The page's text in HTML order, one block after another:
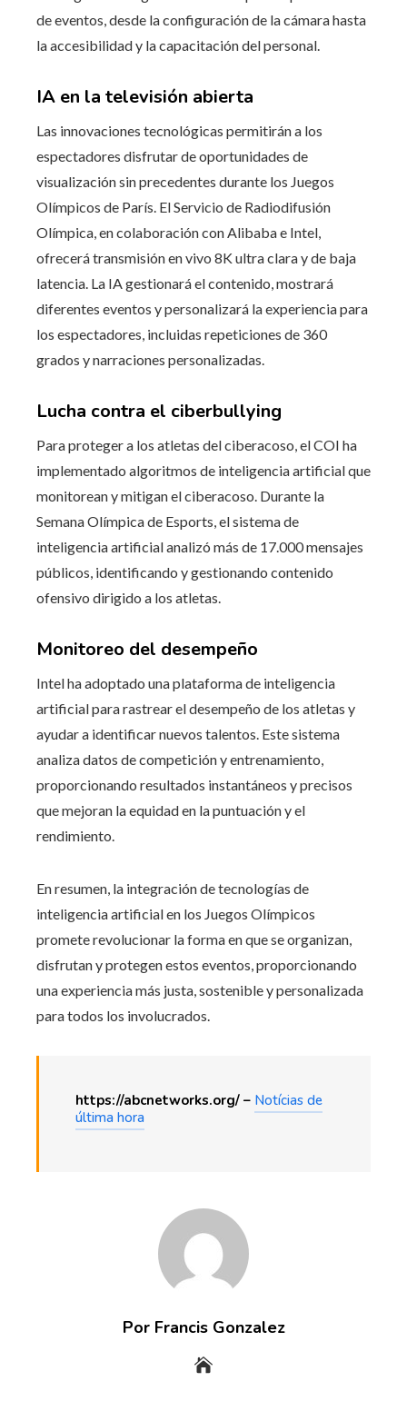
de eventos, desde la configuración de la cámara hasta
la accesibilidad y la capacitación del personal.
IA en la televisión abierta
Las innovaciones tecnológicas permitirán a los
espectadores disfrutar de oportunidades de
visualización sin precedentes durante los Juegos
Olímpicos de París. El Servicio de Radiodifusión
Olímpica, en colaboración con Alibaba e Intel,
ofrecerá transmisión en vivo 8K ultra clara y de baja
latencia. La IA gestionará el contenido, mostrará
diferentes eventos y personalizará la experiencia para
los espectadores, incluidas repeticiones de 360 ​​
grados y narraciones personalizadas.
Lucha contra el ciberbullying
Para proteger a los atletas del ciberacoso, el COI ha
implementado algoritmos de inteligencia artificial que
monitorean y mitigan el ciberacoso. Durante la
Semana Olímpica de Esports, el sistema de
inteligencia artificial analizó más de 17.000 mensajes
públicos, identificando y gestionando contenido
ofensivo dirigido a los atletas.
Monitoreo del desempeño
Intel ha adoptado una plataforma de inteligencia
artificial para rastrear el desempeño de los atletas y
ayudar a identificar nuevos talentos. Este sistema
analiza datos de competición y entrenamiento,
proporcionando resultados instantáneos y precisos
que mejoran la equidad en la puntuación y el
rendimiento.
En resumen, la integración de tecnologías de
inteligencia artificial en los Juegos Olímpicos
promete revolucionar la forma en que se organizan,
disfrutan y protegen estos eventos, proporcionando
una experiencia más justa, sostenible y personalizada
para todos los involucrados.
https://abcnetworks.org/ – Notícias de
última hora
Por Francis Gonzalez